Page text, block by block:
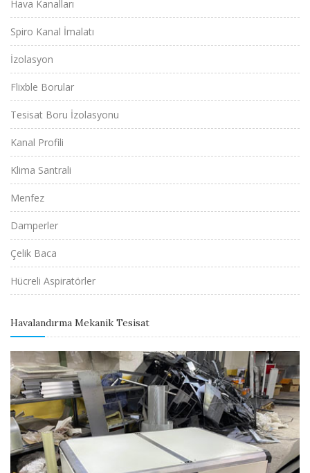
Hava Kanalları
Spiro Kanal İmalatı
İzolasyon
Flixble Borular
Tesisat Boru İzolasyonu
Kanal Profili
Klima Santrali
Menfez
Damperler
Çelik Baca
Hücreli Aspiratörler
Havalandırma Mekanik Tesisat